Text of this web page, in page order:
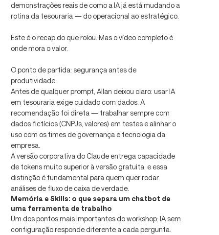
demonstrações reais de como a IA já está mudando a
rotina da tesouraria — do operacional ao estratégico.
Este é o recap do que rolou. Mas o vídeo completo é
onde mora o valor.
O ponto de partida: segurança antes de
produtividade
Antes de qualquer prompt, Allan deixou claro: usar IA
em tesouraria exige cuidado com dados. A
recomendação foi direta — trabalhar sempre com
dados fictícios (CNPJs, valores) em testes e alinhar o
uso com os times de governança e tecnologia da
empresa.
A versão corporativa do Claude entrega capacidade
de tokens muito superior à versão gratuita, e essa
distinção é fundamental para quem quer rodar
análises de fluxo de caixa de verdade.
Memória e Skills: o que separa um chatbot de
uma ferramenta de trabalho
Um dos pontos mais importantes do workshop: IA sem
configuração responde diferente a cada pergunta.